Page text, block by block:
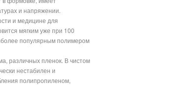
и напряжении.
и медицине для
мягким уже при 100
популярным полимером
различных пленок. В чистом
нестабилен и
полипропиленом,